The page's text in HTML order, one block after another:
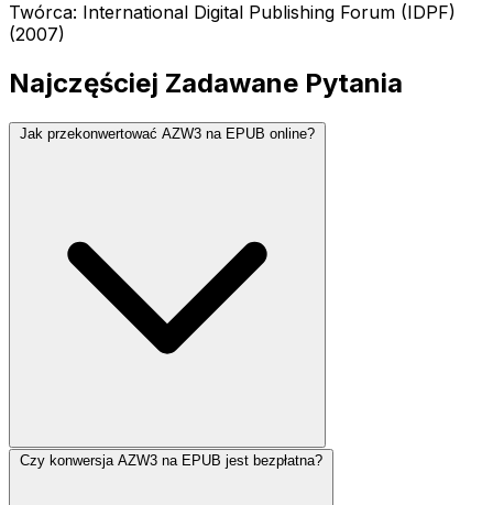
Twórca: International Digital Publishing Forum (IDPF)
(2007)
Najczęściej Zadawane Pytania
Jak przekonwertować AZW3 na EPUB online?
Czy konwersja AZW3 na EPUB jest bezpłatna?